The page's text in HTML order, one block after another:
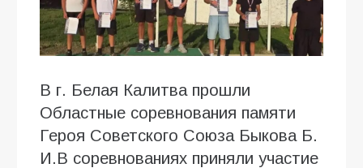
В г. Белая Калитва прошли
Областные соревнования памяти
Героя Советского Союза Быкова Б.
И.В соревнованиях приняли участие